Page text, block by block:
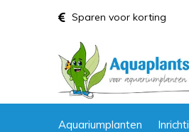
Aquariumplanten
Sparen voor korting